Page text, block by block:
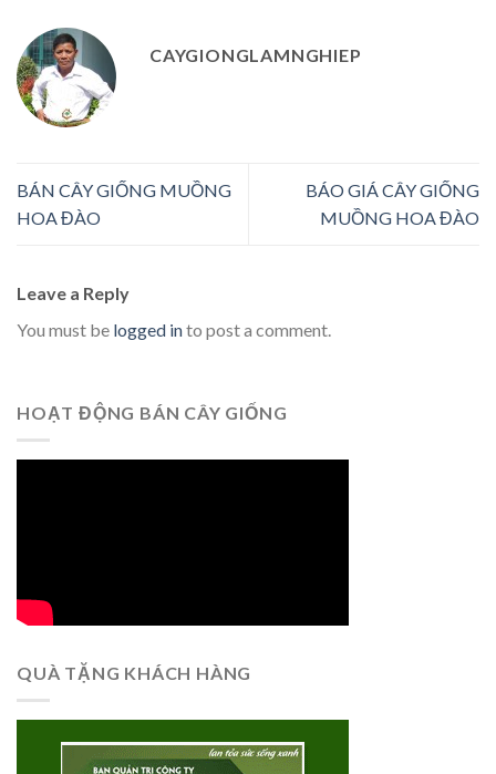
CAYGIONGLAMNGHIEP
BÁN CÂY GIỐNG MUỒNG
HOA ĐÀO
BÁO GIÁ CÂY GIỐNG
MUỒNG HOA ĐÀO
Leave a Reply
You must be logged into post a comment.
HOẠT ĐỘNG BÁN CÂY GIỐNG
QUÀ TẶNG KHÁCH HÀNG